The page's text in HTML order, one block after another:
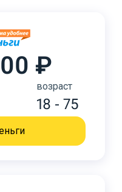
₽
возраст
18 - 75